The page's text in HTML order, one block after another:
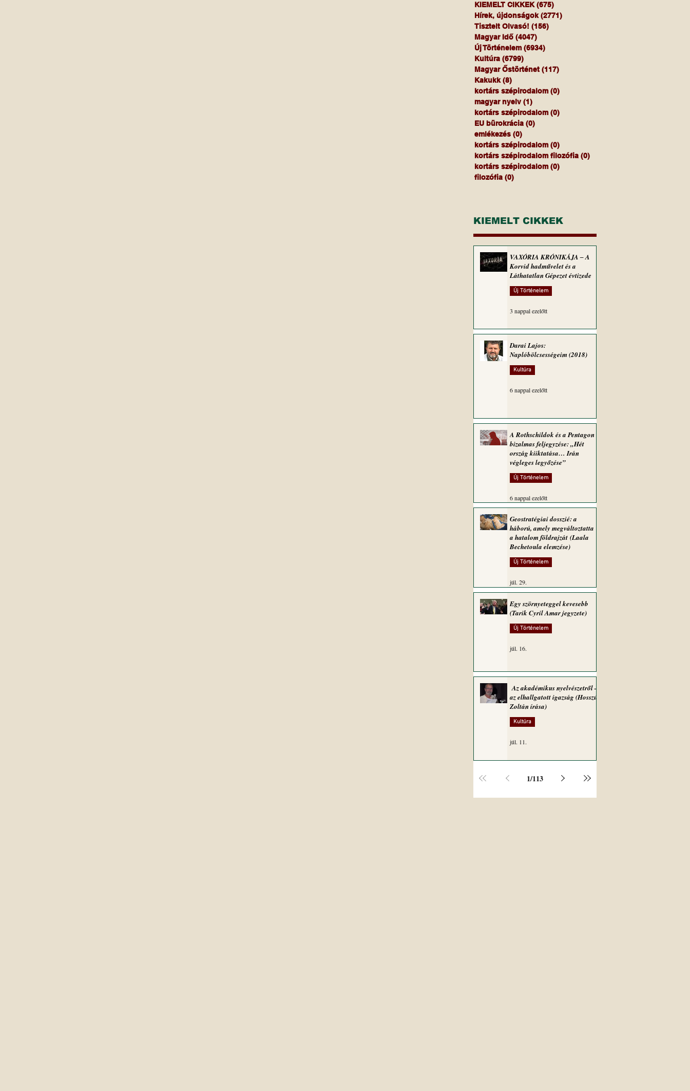
KIEMELT CIKKEK (675)
Hírek, újdonságok (2771)
Tisztelt Olvasó! (156)
Magyar Idő (4047)
Új Történelem (6934)
Kultúra (6799)
Magyar Őstörténet (117)
Kakukk (8)
kortárs szépirodalom (0)
magyar nyelv (1)
kortárs szépirodalom (0)
EU bürokrácia (0)
emlékezés (0)
kortárs szépirodalom (0)
kortárs szépirodalom filozófia (0)
kortárs szépirodalom (0)
filozófia (0)
KIEMELT CIKKEK
VAXÓRIA KRÓNIKÁJA ‒ A
Korvid hadművelet és a
Láthatatlan Gépezet évtizede
Új Történelem
3 nappal ezelőtt
Darai Lajos:
Naplóbölcsességeim (2018)
Kultúra
6 nappal ezelőtt
A Rothschildok és a Pentagon
bizalmas feljegyzése: „Hét
ország kiiktatása… Irán
végleges legyőzése”
Új Történelem
6 nappal ezelőtt
Geostratégiai dosszié: a
háború, amely megváltoztatta
a hatalom földrajzát (Laala
Bechetoula elemzése)
Új Történelem
júl. 29.
Egy szörnyeteggel kevesebb
(Tarik Cyril Amar jegyzete)
Új Történelem
júl. 16.
Az akadémikus nyelvészetről –
az elhallgatott igazság (Hosszú
Zoltán írása)
Kultúra
júl. 11.
1/113